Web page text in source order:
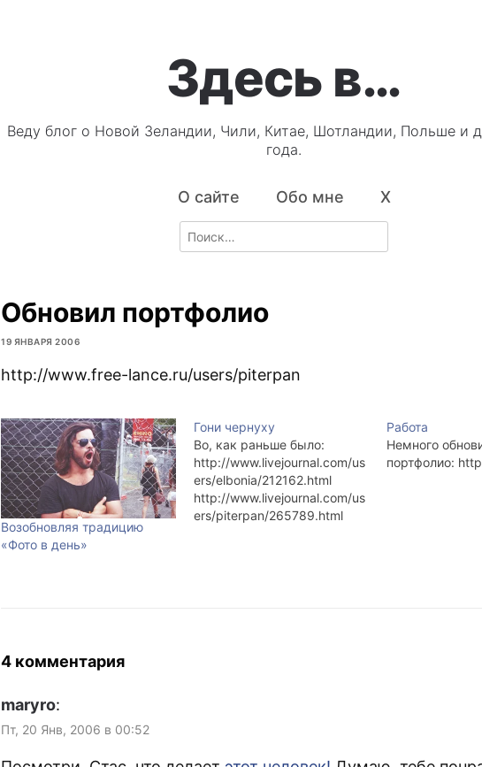
Здесь в…
Веду блог о Новой Зеландии, Чили, Китае, Шотландии, Польше и
года.
О сайте Обо мне X
Search
for:
Обновил портфолио
19 ЯНВАРЯ 2006
http://www.free-lance.ru/users/piterpan
Возобновляя традицию
«Фото в день»
Гони чернуху
Во, как раньше было:
http://www.livejournal.com/us
ers/elbonia/212162.html
http://www.livejournal.com/us
ers/piterpan/265789.html
http://www.livejournal.com/us
Работа
Немного
портфолио:
4 комментария
maryro:
Пт, 20 Янв, 2006 в 00:52